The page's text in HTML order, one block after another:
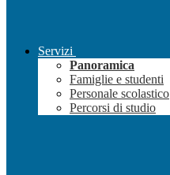
Servizi
Panoramica
Famiglie e studenti
Personale scolastico
Percorsi di studio